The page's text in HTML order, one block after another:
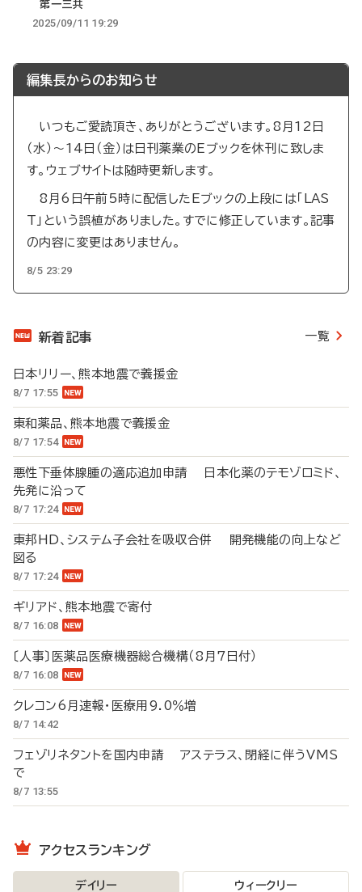
第一三共
2025/09/11 19:29
編集長からのお知らせ
いつもご愛読頂き、ありがとうございます。8月12日
（水）～14日（金）は日刊薬業のEブックを休刊に致しま
す。ウェブサイトは随時更新します。
8月6日午前5時に配信したEブックの上段には「LAS
T」という誤植がありました。すでに修正しています。記事
の内容に変更はありません。
8/5 23:29
新着記事 一覧
日本リリー、熊本地震で義援金
8/7 17:55
東和薬品、熊本地震で義援金
8/7 17:54
悪性下垂体腺腫の適応追加申請 日本化薬のテモゾロミド、
先発に沿って
8/7 17:24
東邦HD、システム子会社を吸収合併 開発機能の向上など
図る
8/7 17:24
ギリアド、熊本地震で寄付
8/7 16:08
〔人事〕医薬品医療機器総合機構（8月7日付）
8/7 16:08
クレコン6月速報・医療用9.0％増
8/7 14:42
フェゾリネタントを国内申請 アステラス、閉経に伴うVMS
で
8/7 13:55
アクセスランキング
デイリー ウィークリー